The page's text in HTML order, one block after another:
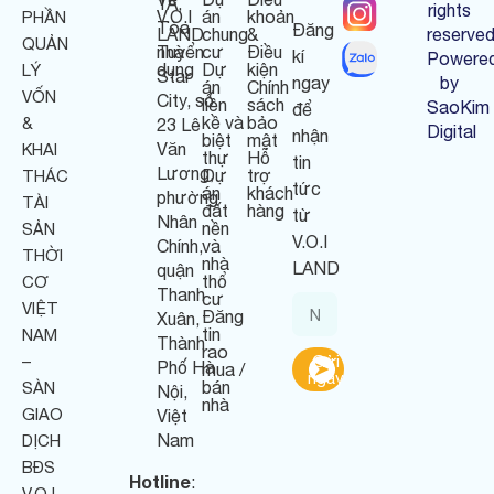
PHẦN
QUẢN
LÝ
VỐN
&
KHAI
THÁC
TÀI
SẢN
THỜI
CƠ
VIỆT
NAM
–
SÀN
GIAO
DỊCH
BĐS
Tòa
nhà
Star
City, số
23 Lê
Văn
Lương,
phường
Nhân
Chính,
quận
Thanh
Xuân,
Thành
Phố Hà
Nội,
Việt
Nam
Hotline:
V.O.I
LAND
Tuyển
dụng
án
chung
cư
Dự
án
liền
kề và
biệt
thự
Dự
án
đất
nền
và
nhà
thổ
cư
Đăng
tin
rao
mua /
bán
nhà
khoản
&
Điều
kiện
Chính
sách
bảo
mật
Hỗ
trợ
khách
hàng
Đăng
kí
ngay
để
nhận
tin
tức
từ
V.O.I
LAND
Gửi
ngay
rights
by
SaoKim
Digital